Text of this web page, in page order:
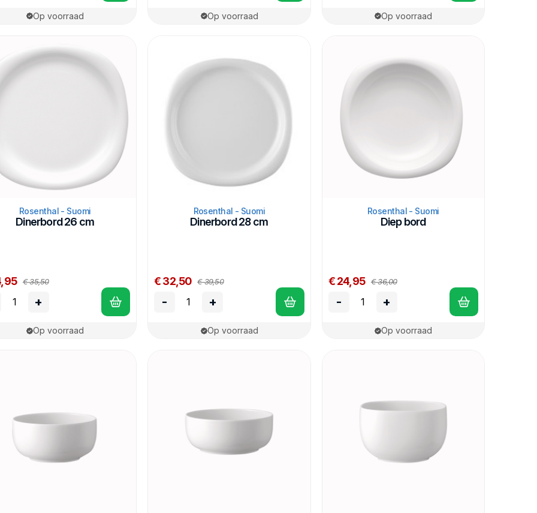
Op voorraad Op voorraad Op voorraad
Rosenthal - Suomi
Dinerbord 26 cm
€ 35,50
+
Op voorraad
Rosenthal - Suomi
Dinerbord 28 cm
€ 32,50 € 39,50
- +
Op voorraad
Rosenthal - Suomi
Diep bord
€ 24,95 € 36,00
- +
Op voorraad